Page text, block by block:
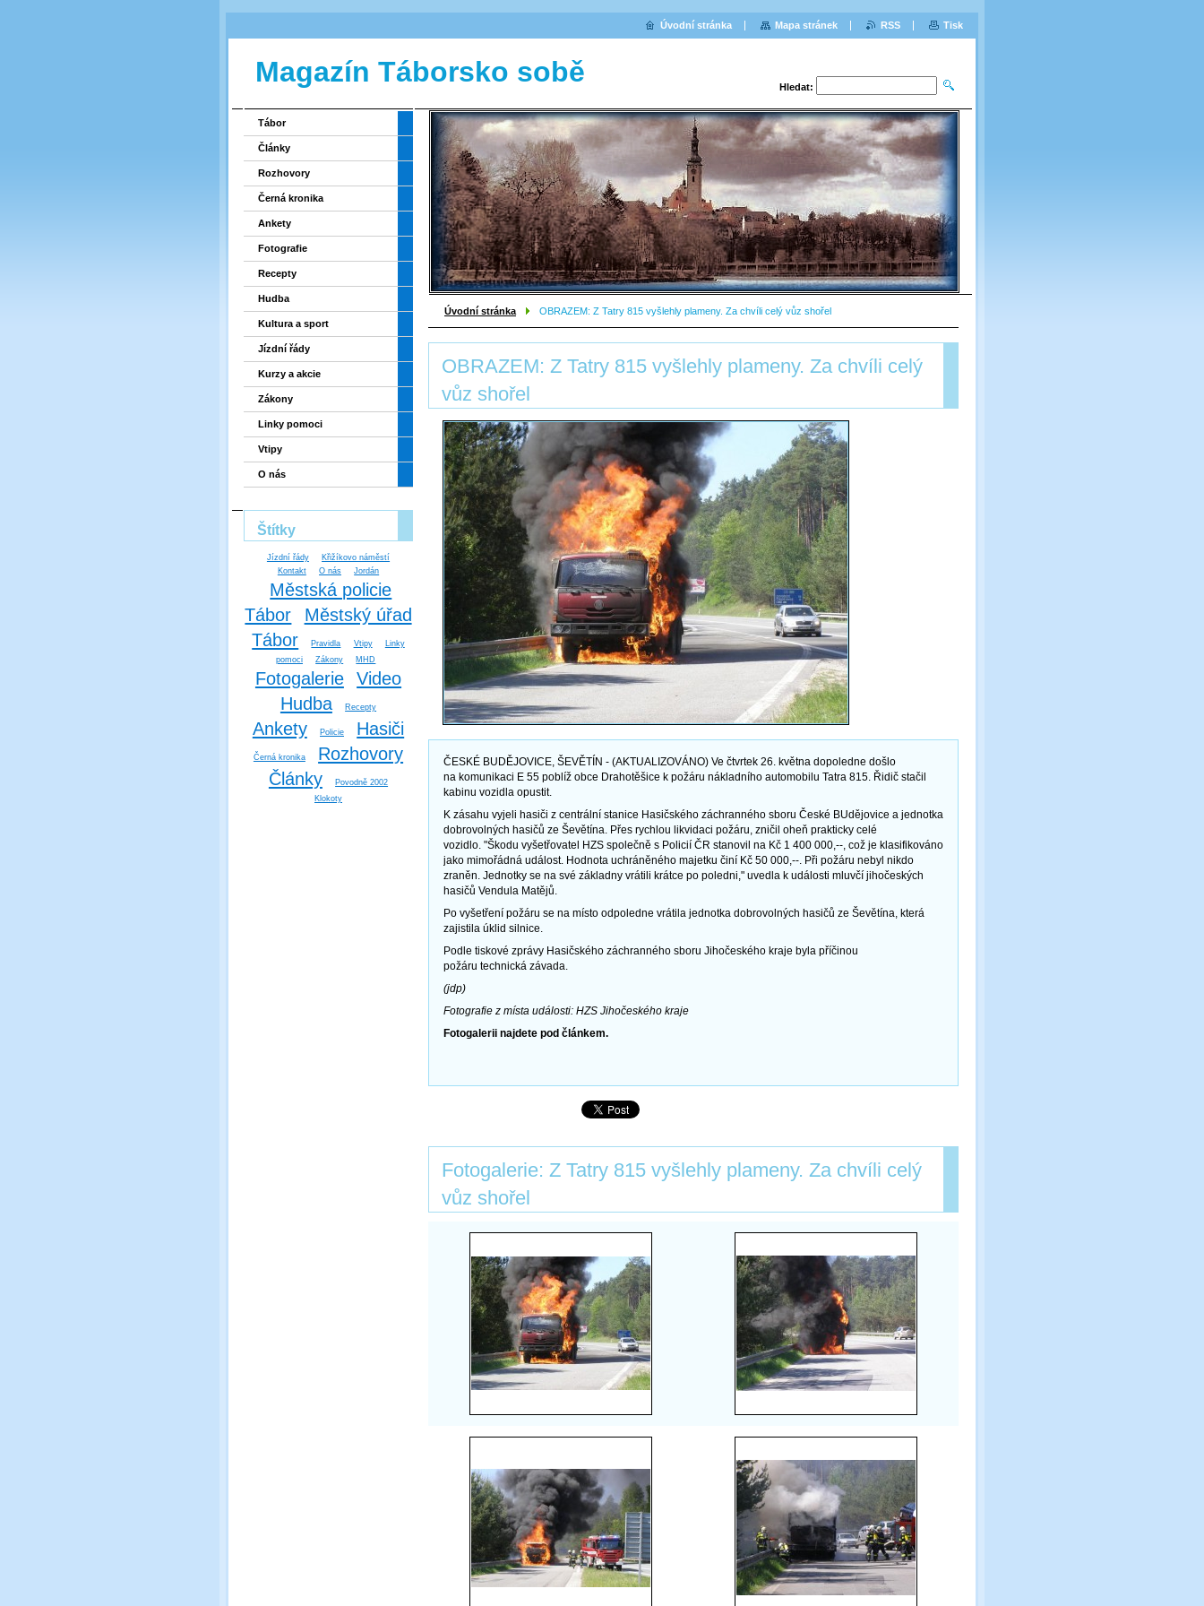
Magazín Táborsko sobě Hledat:
Úvodní stránka OBRAZEM: Z Tatry 815 vyšlehly plameny. Za chvíli celý vůz shořel
OBRAZEM: Z Tatry 815 vyšlehly plameny. Za chvíli celý
vůz shořel
ČESKÉ BUDĚJOVICE, ŠEVĚTÍN - (AKTUALIZOVÁNO) Ve čtvrtek 26. května dopoledne došlo
na komunikaci E 55 poblíž obce Drahotěšice k požáru nákladního automobilu Tatra 815. Řidič stačil
kabinu vozidla opustit.
K zásahu vyjeli hasiči z centrální stanice Hasičského záchranného sboru České BUdějovice a jednotka
dobrovolných hasičů ze Ševětína. Přes rychlou likvidaci požáru, zničil oheň prakticky celé
vozidlo. "Škodu vyšetřovatel HZS společně s Policií ČR stanovil na Kč 1 400 000,--, což je klasifikováno
jako mimořádná událost. Hodnota uchráněného majetku činí Kč 50 000,--. Při požáru nebyl nikdo
zraněn. Jednotky se na své základny vrátili krátce po poledni," uvedla k události mluvčí jihočeských
hasičů Vendula Matějů.
Po vyšetření požáru se na místo odpoledne vrátila jednotka dobrovolných hasičů ze Ševětína, která
zajistila úklid silnice.
Podle tiskové zprávy Hasičského záchranného sboru Jihočeského kraje byla příčinou
požáru technická závada.
(jdp)
Fotografie z místa události: HZS Jihočeského kraje
Fotogalerii najdete pod článkem.
Fotogalerie: Z Tatry 815 vyšlehly plameny. Za chvíli celý
vůz shořel
Tábor
Články
Rozhovory
Černá kronika
Ankety
Fotografie
Recepty
Hudba
Kultura a sport
Jízdní řády
Kurzy a akcie
Zákony
Linky pomoci
Vtipy
O nás
Štítky
Jízdní řády
Křižíkovo náměstí
Kontakt
O nás Jordán
Městská policie
Tábor
Městský úřad
Tábor
Pravidla Vtipy
Linky
pomoci
Zákony MHD
Fotogalerie
Video
Hudba
Recepty
Ankety Policie Hasiči
Černá kronika
Rozhovory
Články
Povodně 2002
Klokoty
Úvodní stránka Mapa stránek RSS Tisk